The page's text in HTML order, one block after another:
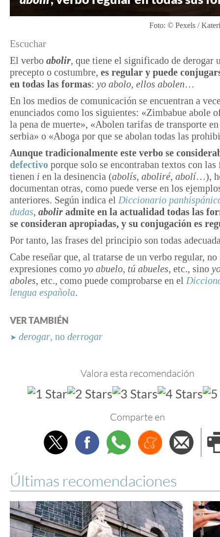
Foto: © Pexels /
Escuchar
El verbo abolir, que tiene el significado de derogar
precepto o costumbre, es regular y puede
en todas las formas: yo abolo, ellos abolen…
En los medios de comunicación se encuentran a
enunciados como los siguientes: «Zimbabue abole
la pena de muerte», «Abolen tarifas de transporte
serbia» o «Aboga por que se abolan todas las
Aunque tradicionalmente este verbo se
defectivo porque solo se encontraban textos con las
tienen i en la desinencia (abolís, aboliré, abolí…),
documentan otras, como puede verse en los
anteriores. Según indica el Diccionario
dudas, abolir admite en la actualidad todas las
se consideran apropiadas, y su conjugación es
Por tanto, las frases del principio son todas
Cabe reseñar que, al tratarse de un verbo regular,
expresiones como yo abuelo, tú abueles, etc., sino
aboles, etc., como puede comprobarse en el
lengua española.
VER TAMBIÉN
➤ derogar, no derrogar
Valora esta recomendación
Comparte en
TwitterFacebookWhatsappMenéame
Últimas recomendaciones